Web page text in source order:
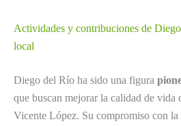
Actividades y contribuciones de
local
Diego del Río ha sido una figura
que buscan mejorar la calidad de vida
Vicente López. Su compromiso con la